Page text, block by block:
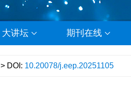
大讲坛 期刊在线
> DOI: 10.20078/j.eep.20251105